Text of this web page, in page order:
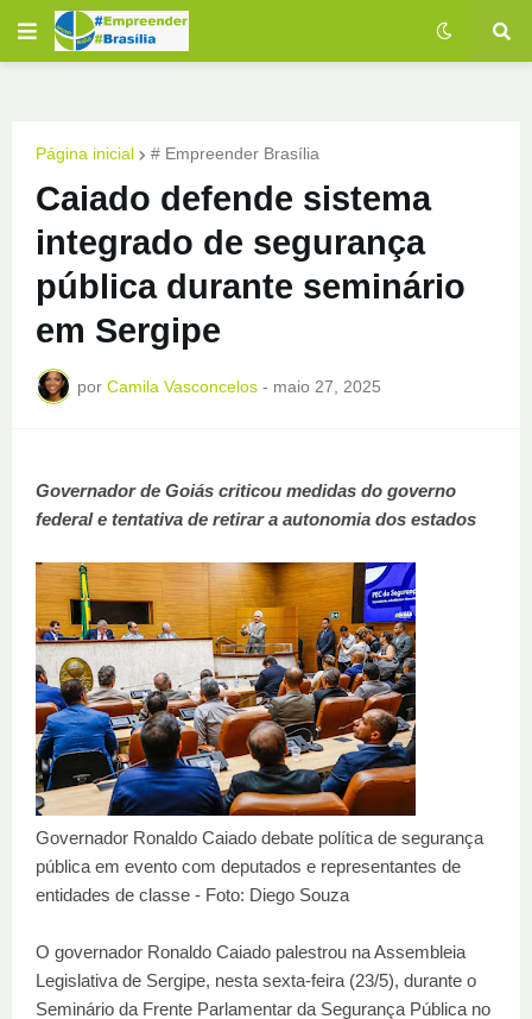
Página inicial # Empreender Brasília
Caiado defende sistema
integrado de segurança
pública durante seminário
em Sergipe
por Camila Vasconcelos - maio 27, 2025
Governador de Goiás criticou medidas do governo
federal e tentativa de retirar a autonomia dos estados
Governador Ronaldo Caiado debate política de segurança
pública em evento com deputados e representantes de
entidades de classe - Foto: Diego Souza
O governador Ronaldo Caiado palestrou na Assembleia
Legislativa de Sergipe, nesta sexta-feira (23/5), durante o
Seminário da Frente Parlamentar da Segurança Pública no